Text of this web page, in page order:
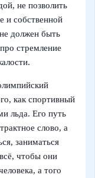
не позволить
и собственной
должен быть
стремление
как спортивный
льда. Его путь
слово, а
заниматься
чтобы они
а того